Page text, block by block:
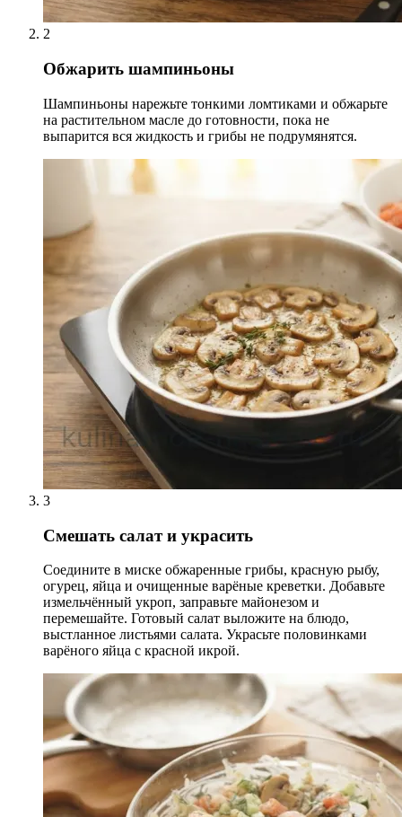
2
Обжарить шампиньоны
Шампиньоны нарежьте тонкими ломтиками и обжарьте
на растительном масле до готовности, пока не
выпарится вся жидкость и грибы не подрумянятся.
3
Смешать салат и украсить
Соедините в миске обжаренные грибы, красную рыбу,
огурец, яйца и очищенные варёные креветки. Добавьте
измельчённый укроп, заправьте майонезом и
перемешайте. Готовый салат выложите на блюдо,
выстланное листьями салата. Украсьте половинками
варёного яйца с красной икрой.